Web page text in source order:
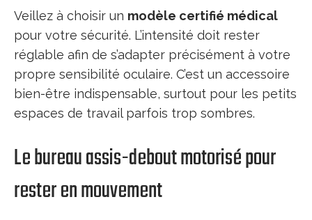
Veillez à choisir un modèle certifié médical
pour votre sécurité. L’intensité doit rester
réglable afin de s’adapter précisément à votre
propre sensibilité oculaire. C’est un accessoire
bien-être indispensable, surtout pour les petits
espaces de travail parfois trop sombres.
Le bureau assis-debout motorisé pour
rester en mouvement